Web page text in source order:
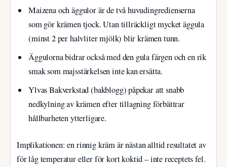
Maizena och äggulor är de två huvudingredienserna
som gör krämen tjock. Utan tillräckligt mycket äggula
(minst 2 per halvliter mjölk) blir krämen tunn.
Äggulorna bidrar också med den gula färgen och en rik
smak som majsstärkelsen inte kan ersätta.
Ylvas Bakverkstad (bakblogg) påpekar att snabb
nedkylning av krämen efter tillagning förbättrar
hållbarheten ytterligare.
Implikationen: en rinnig kräm är nästan alltid resultatet av
för låg temperatur eller för kort koktid – inte receptets fel.